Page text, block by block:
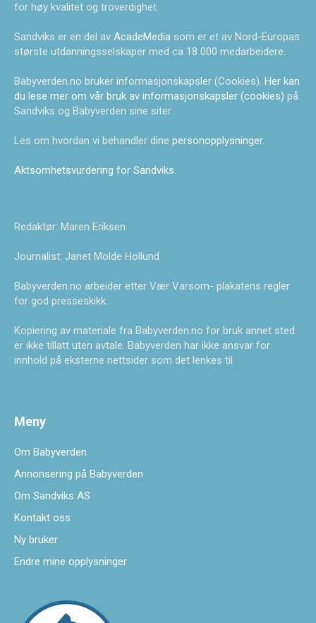
for høy kvalitet og troverdighet.
Sandviks er en del av AcadeMedia som er et av Nord-Europas
største utdanningsselskaper med ca 18 000 medarbeidere.
Babyverden.no bruker informasjonskapsler (Cookies). Her kan
du lese mer om vår bruk av informasjonskapsler (cookies) på
Sandviks og Babyverden sine siter.
Les om hvordan vi behandler dine personopplysninger.
Aktsomhetsvurdering for Sandviks.
Redaktør: Maren Eriksen
Journalist: Janet Molde Hollund
Babyverden.no arbeider etter Vær Varsom- plakatens regler
for god presseskikk.
Kopiering av materiale fra Babyverden.no for bruk annet sted
er ikke tillatt uten avtale. Babyverden har ikke ansvar for
innhold på eksterne nettsider som det lenkes til.
Meny
Om Babyverden
Annonsering på Babyverden
Om Sandviks AS
Kontakt oss
Ny bruker
Endre mine opplysninger